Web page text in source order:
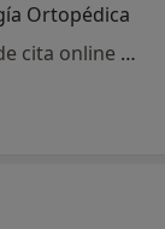
Ortopédica
Este especialista no ofrece reserva de cita online en esta dirección.